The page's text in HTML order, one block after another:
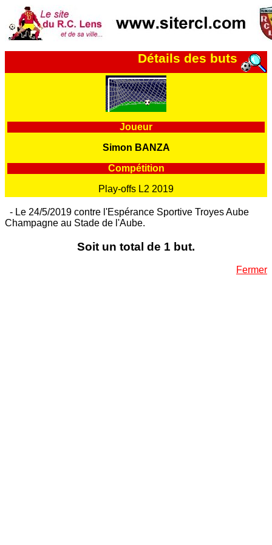
Détails des buts
Joueur
Simon BANZA
Compétition
Play-offs L2 2019
- Le 24/5/2019 contre l'Espérance Sportive Troyes Aube
Champagne au Stade de l'Aube.
Soit un total de 1 but.
Fermer